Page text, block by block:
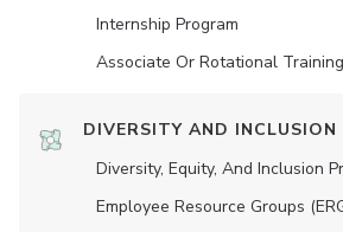
Internship Program
Associate Or Rotational
DIVERSITY AND INCLUSION
Diversity, Equity, And Inclusion
Employee Resource Groups